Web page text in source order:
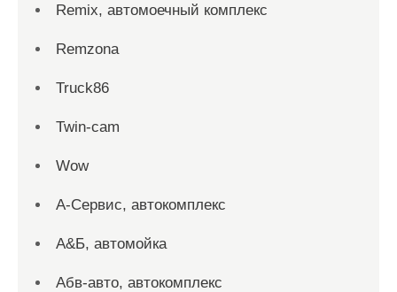
Remix, автомоечный комплекс
Remzona
Truck86
Twin-cam
Wow
А-Сервис, автокомплекс
А&Б, автомойка
Абв-авто, автокомплекс